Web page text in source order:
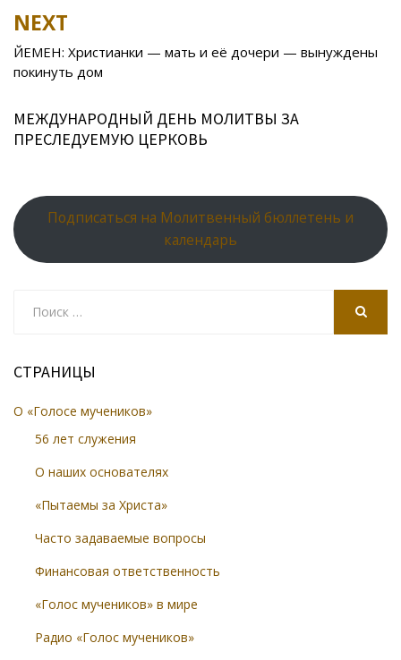
k
ni al
NEXT
ЙЕМЕН: Христианки — мать и её дочери — вынуждены
покинуть дом
МЕЖДУНАРОДНЫЙ ДЕНЬ МОЛИТВЫ ЗА
ПРЕСЛЕДУЕМУЮ ЦЕРКОВЬ
Подписаться на Молитвенный бюллетень и
календарь
СТРАНИЦЫ
О «Голосе мучеников»
56 лет служения
О наших основателях
«Пытаемы за Христа»
Часто задаваемые вопросы
Финансовая ответственность
«Голос мучеников» в мире
Радио «Голос мучеников»